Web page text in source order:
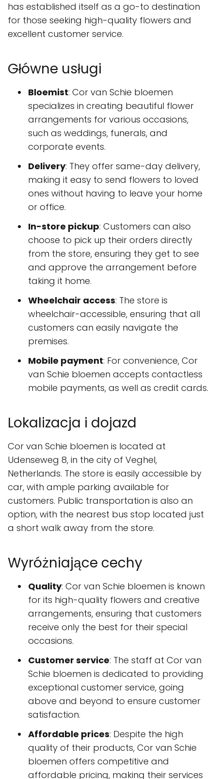
has established itself as a go-to destination
for those seeking high-quality flowers and
excellent customer service.
Główne usługi
Bloemist: Cor van Schie bloemen
specializes in creating beautiful flower
arrangements for various occasions,
such as weddings, funerals, and
corporate events.
Delivery: They offer same-day delivery,
making it easy to send flowers to loved
ones without having to leave your home
or office.
In-store pickup: Customers can also
choose to pick up their orders directly
from the store, ensuring they get to see
and approve the arrangement before
taking it home.
Wheelchair access: The store is
wheelchair-accessible, ensuring that all
customers can easily navigate the
premises.
Mobile payment: For convenience, Cor
van Schie bloemen accepts contactless
mobile payments, as well as credit cards.
Lokalizacja i dojazd
Cor van Schie bloemen is located at
Udenseweg 8, in the city of Veghel,
Netherlands. The store is easily accessible by
car, with ample parking available for
customers. Public transportation is also an
option, with the nearest bus stop located just
a short walk away from the store.
Wyróżniające cechy
Quality: Cor van Schie bloemen is known
for its high-quality flowers and creative
arrangements, ensuring that customers
receive only the best for their special
occasions.
Customer service: The staff at Cor van
Schie bloemen is dedicated to providing
exceptional customer service, going
above and beyond to ensure customer
satisfaction.
Affordable prices: Despite the high
quality of their products, Cor van Schie
bloemen offers competitive and
affordable pricing, making their services